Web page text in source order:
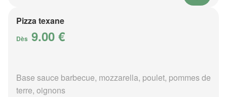
Pizza texane
Dès 9.00 €
Base sauce barbecue, mozzarella, poulet, pommes de
terre, oignons